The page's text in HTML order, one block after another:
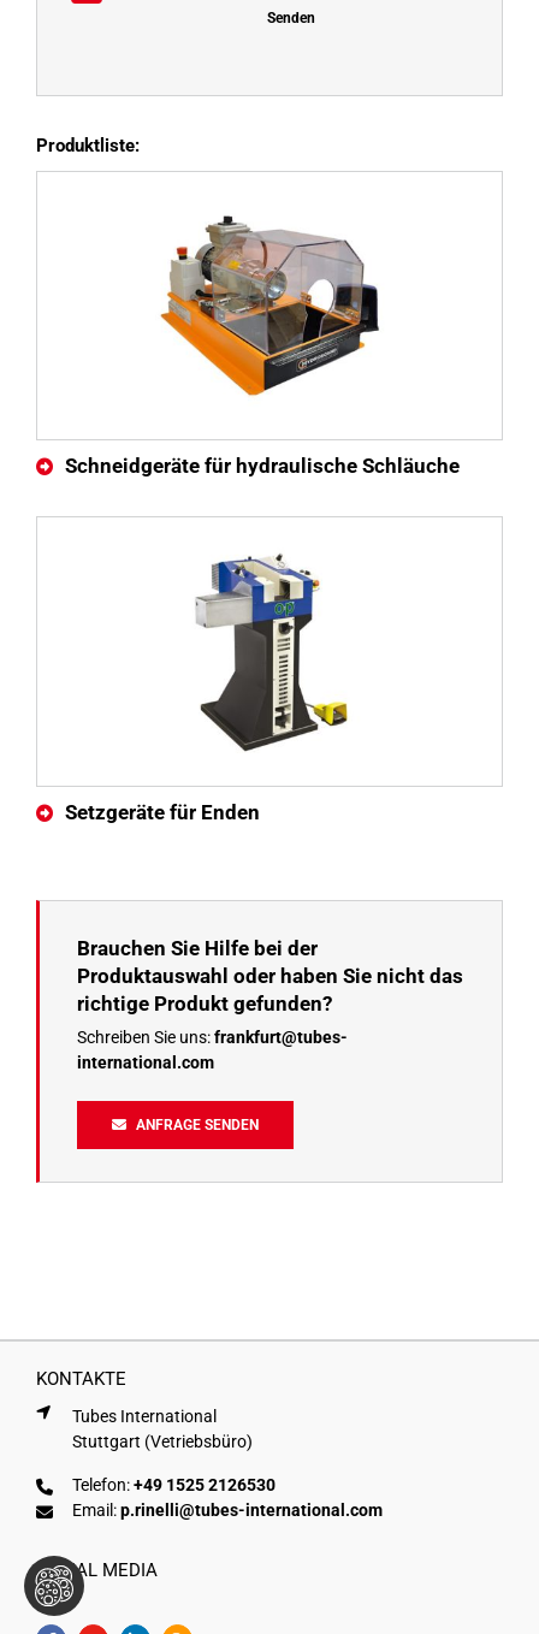
Senden
Produktliste:
Schneidgeräte für hydraulische Schläuche
Setzgeräte für Enden
Brauchen Sie Hilfe bei der
Produktauswahl oder haben Sie nicht das
richtige Produkt gefunden?
Schreiben Sie uns:frankfurt@tubes-
international.com
ANFRAGE SENDEN
KONTAKTE
Tubes International
Stuttgart (Vetriebsbüro)
Telefon:+49 1525 2126530
Email:p.rinelli@tubes-international.com
SOCIAL MEDIA